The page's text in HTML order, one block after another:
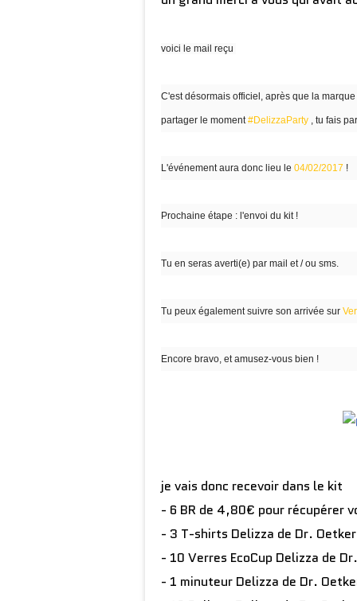
voici le mail reçu
C'est désormais officiel, après que la
partager le moment#DelizzaParty , tu fais
L'événement aura donc lieu le 04/02/2017 !
Prochaine étape : l'envoi du kit !
Tu en seras averti(e) par mail et / ou sms.
Tu peux également suivre son arrivée sur
Encore bravo, et amusez-vous bien !
je vais donc recevoir dans le kit
- 6 BR de 4,80€ pour récupérer
- 3 T-shirts Delizza de Dr. Oetker
- 10 Verres EcoCup Delizza de
- 1 minuteur Delizza de Dr.